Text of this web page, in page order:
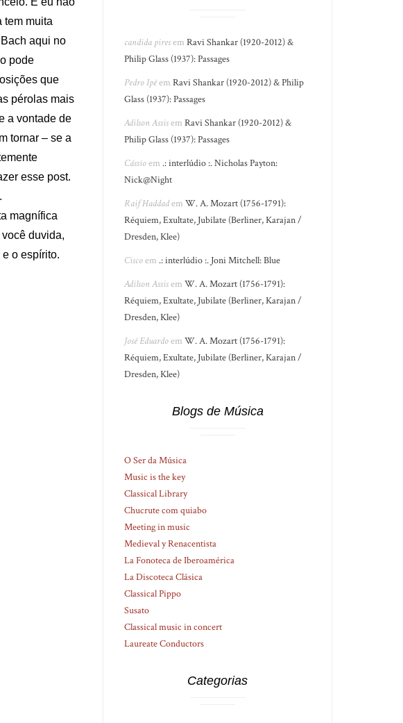
tem muita
aqui no
pode
que
pérolas mais
a vontade de
tornar – se a
esse post.
magnífica
duvida,
o espírito.
candida piresemRavi Shankar (1920-2012) &
Philip Glass (1937): Passages
Pedro IpêemRavi Shankar (1920-2012) & Philip
Glass (1937): Passages
Adilson AssisemRavi Shankar (1920-2012) &
Philip Glass (1937): Passages
Cássioem .: interlúdio :. Nicholas Payton:
Nick@Night
Raif HaddademW. A. Mozart (1756-1791):
Réquiem, Exultate, Jubilate (Berliner, Karajan /
Dresden, Klee)
Ciscoem .: interlúdio :. Joni Mitchell: Blue
Adilson AssisemW. A. Mozart (1756-1791):
Réquiem, Exultate, Jubilate (Berliner, Karajan /
Dresden, Klee)
José EduardoemW. A. Mozart (1756-1791):
Réquiem, Exultate, Jubilate (Berliner, Karajan /
Dresden, Klee)
Blogs de Música
O Ser da Música
Music is the key
Classical Library
Chucrute com quiabo
Meeting in music
Medieval y Renacentista
La Fonoteca de Iberoamérica
La Discoteca Clásica
Classical Pippo
Susato
Classical music in concert
Laureate Conductors
Categorias